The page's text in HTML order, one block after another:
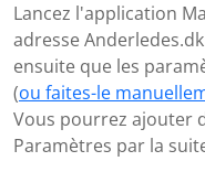
Lancez l'application
adresse
ensuite que les
(ou faites-le
Vous pourrez ajouter
Paramètres par la